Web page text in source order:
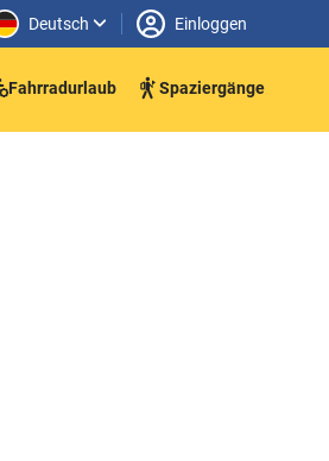
Deutsch Einloggen
Fahrradurlaub Spaziergänge